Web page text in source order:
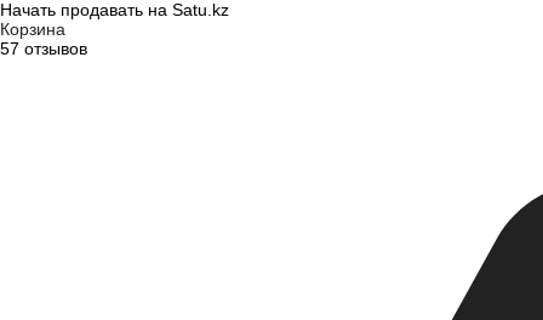
Начать продавать на Satu.kz
Корзина
57 отзывов